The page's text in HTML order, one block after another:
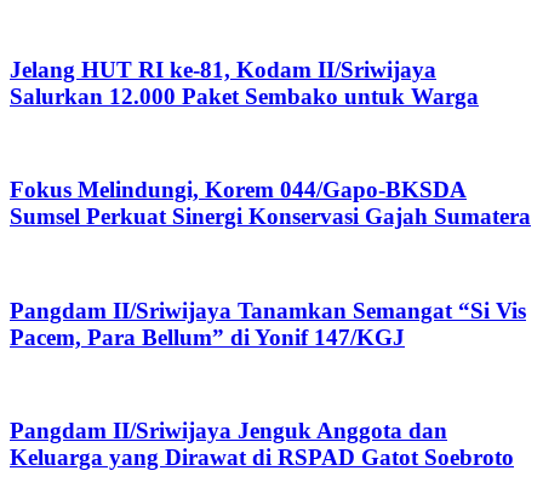
Jelang HUT RI ke-81, Kodam II/Sriwijaya
Salurkan 12.000 Paket Sembako untuk Warga
Fokus Melindungi, Korem 044/Gapo-BKSDA
Sumsel Perkuat Sinergi Konservasi Gajah Sumatera
Pangdam II/Sriwijaya Tanamkan Semangat “Si Vis
Pacem, Para Bellum” di Yonif 147/KGJ
Pangdam II/Sriwijaya Jenguk Anggota dan
Keluarga yang Dirawat di RSPAD Gatot Soebroto​